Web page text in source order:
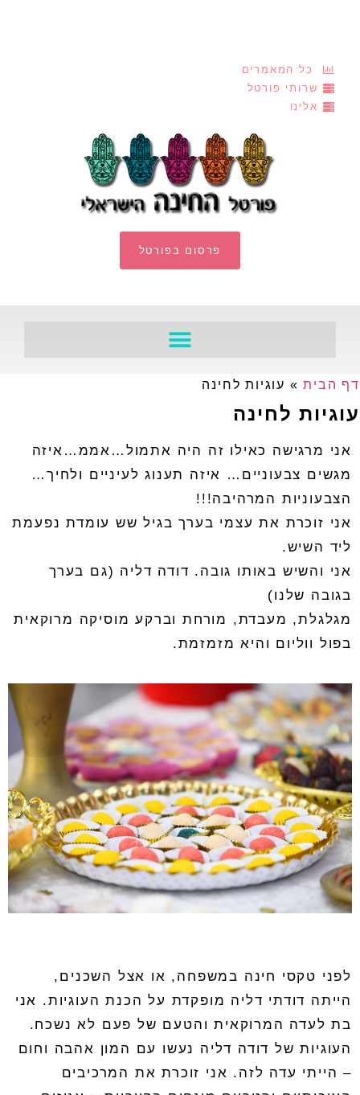
כל המאמרים
שרותי פורטל
אלינו
פרסום בפורטל
דף הבית» עוגיות לחינה
עוגיות לחינה
אני מרגישה כאילו זה היה אתמול … אממ … איזה
מגשים צבעוניים … איזה תענוג לעיניים ולחיך…
הצבעוניות המרהיבה!!!
אני זוכרת את עצמי בערך בגיל שש עומדת נפעמת
ליד השיש.
אני והשיש באותו גובה . דודה דליה (גם בערך
בגובה שלנו)
מגלגלת, מעבדת, מורחת וברקע מוסיקה מרוקאית
בפול ווליום והיא מזמזמת.
לפני טקסי חינה במשפחה, או אצל השכנים,
הייתה דודתי דליה מופקדת על הכנת העוגיות. אני
בת לעדה המרוקאית והטעם של פעם לא נשכח.
העוגיות של דודה דליה נעשו עם המון אהבה וחום
– הייתי עדה לזה. אני זוכרת את המרכיבים